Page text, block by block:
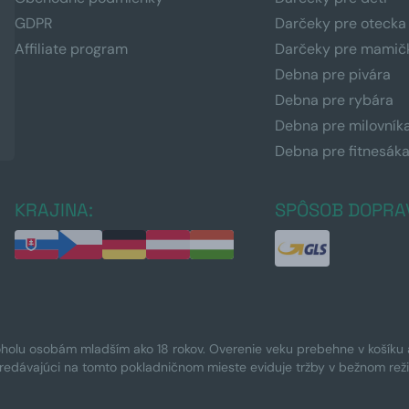
GDPR
Affiliate program
Darčeky pre otecka
Darčeky pre
Debna pre pivára
Debna pre rybára
Debna pre
Debna pre
KRAJINA: SPÔSOB
osobám mladším ako 18 rokov. Overenie veku prebehne v
na tomto pokladničnom mieste eviduje tržby v bežnom